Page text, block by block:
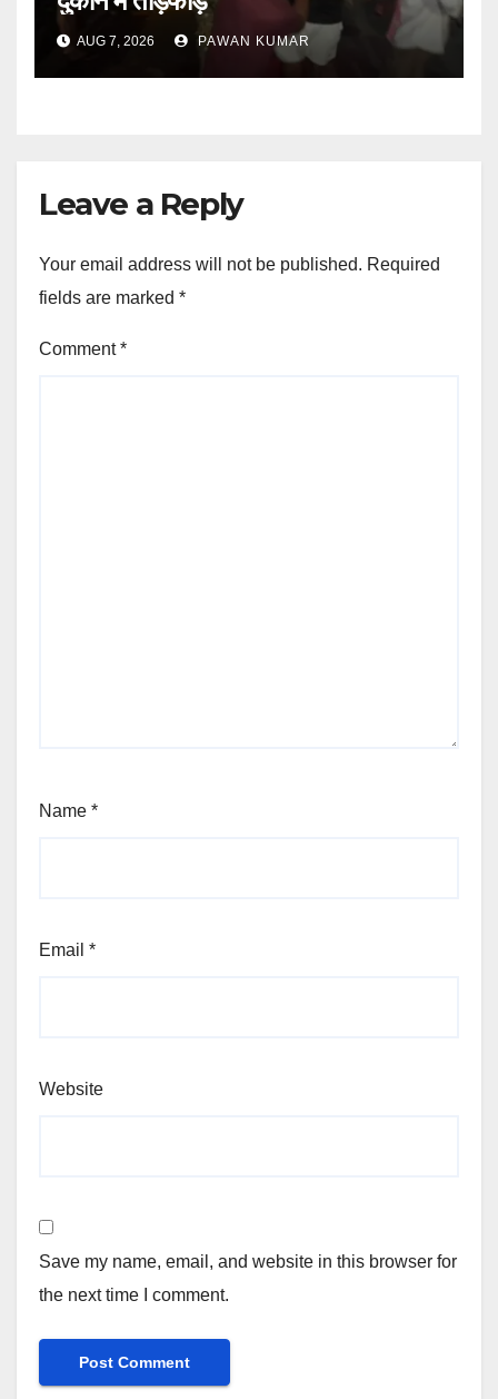
AUG 7, 2026 PAWAN KUMAR
Leave a Reply
Your email address will not be published. Required
fields are marked *
Comment*
Name *
Email *
Website
Save my name, email, and website in this browser for
the next time I comment.